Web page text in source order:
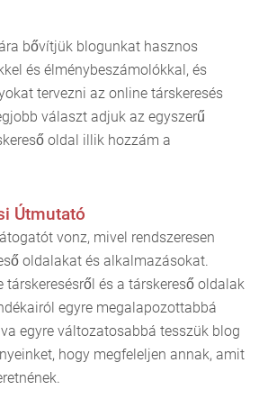
bővítjük blogunkat hasznos
és élménybeszámolókkal, és
tervezni az online társkeresés
választ adjuk az egyszerű
oldal illik hozzám a
Útmutató
vonz, mivel rendszeresen
oldalakat és alkalmazásokat.
társkeresésről és a társkereső oldalak
egyre megalapozottabbá
egyre változatosabbá tesszük blog
hogy megfeleljen annak, amit